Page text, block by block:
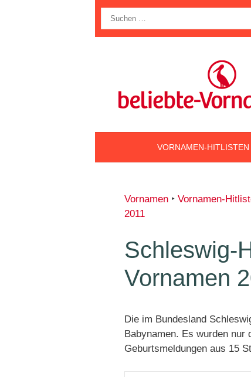
nach:
VORNAMEN-HITLISTEN
Vornamen ‣ Vornamen-
2011
Schleswig-
Vornamen
Die im Bundesland
Babynamen. Es wurden nur
Geburtsmeldungen aus 15